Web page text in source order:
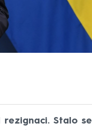
rezignaci. Stalo se